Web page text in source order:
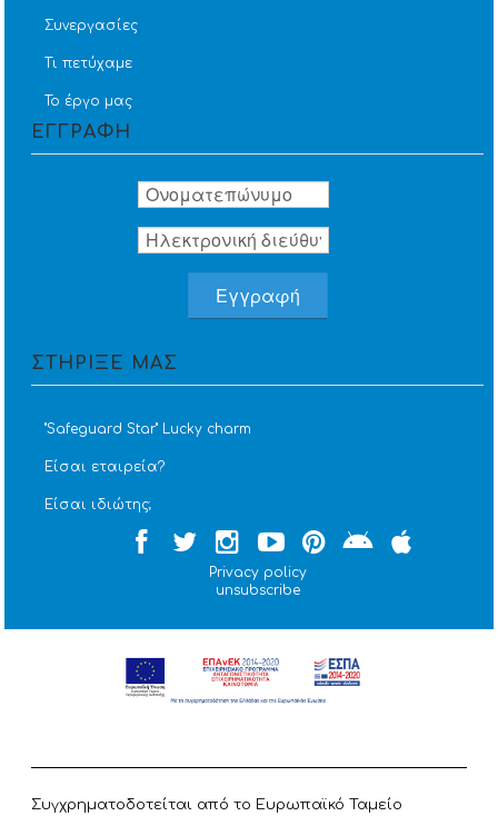
Συνεργασίες
Τι πετύχαμε
Το έργο μας
ΕΓΓΡΑΦΗ
ΣΤΗΡΙΞΕ ΜΑΣ
''Safeguard Star'' Lucky charm
Είσαι εταιρεία?
Είσαι ιδιώτης;
Privacy policy
unsubscribe
Συγχρηματοδοτείται από το Ευρωπαϊκό Ταμείο